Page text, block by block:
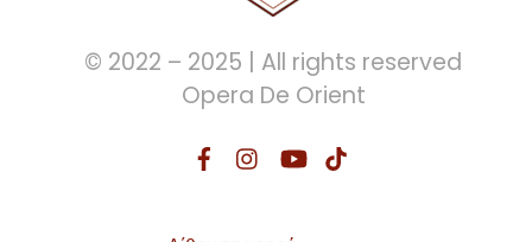
© 2022 – 2025 | All rights reserved
Opera De Orient